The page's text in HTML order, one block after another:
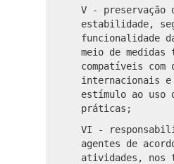
V - preservação
estabilidade,
funcionalidade
meio de medidas
compatíveis com
internacionais e
estímulo ao uso
práticas;
VI -
agentes de
atividades, nos